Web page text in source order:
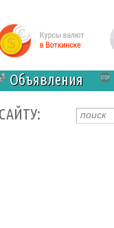
Объявления